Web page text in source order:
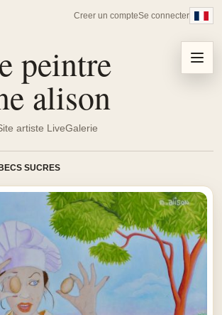
Creer un compteSe connecter
peintre
alison
artiste LiveGalerie
Menu
SUCRES